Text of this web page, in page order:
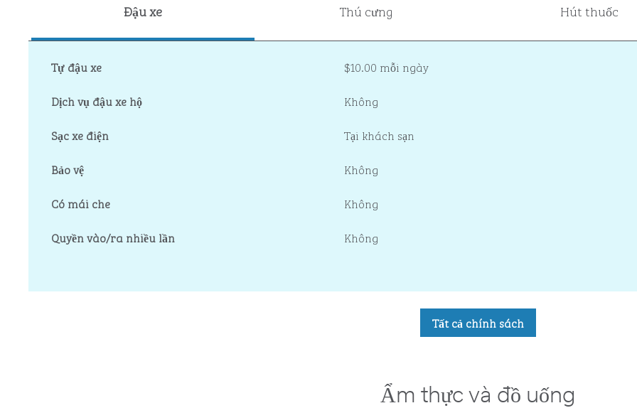
Đậu xe Thú cưng Hút thuốc
Tự đậu xe
$10.00 mỗi ngày
Dịch vụ đậu xe hộ
Không
Sạc xe điện
Tại khách sạn
Bảo vệ
Không
Có mái che
Không
Quyền vào/ra nhiều lần
Không
Tất cả chính sách
Ẩm thực và đồ uống